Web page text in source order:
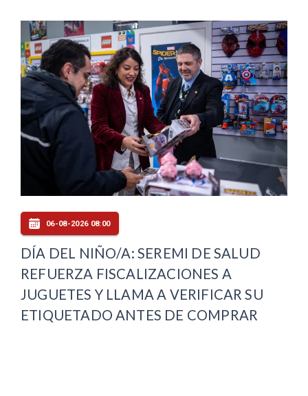
06-08-2026 08:00
DÍA DEL NIÑO/A: SEREMI DE SALUD
REFUERZA FISCALIZACIONES A
JUGUETES Y LLAMA A VERIFICAR SU
ETIQUETADO ANTES DE COMPRAR